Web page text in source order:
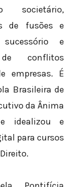
societário,
de fusões e
sucessório e
conflitos
empresas. É
Brasileira de
da Ânima
idealizou e
para cursos